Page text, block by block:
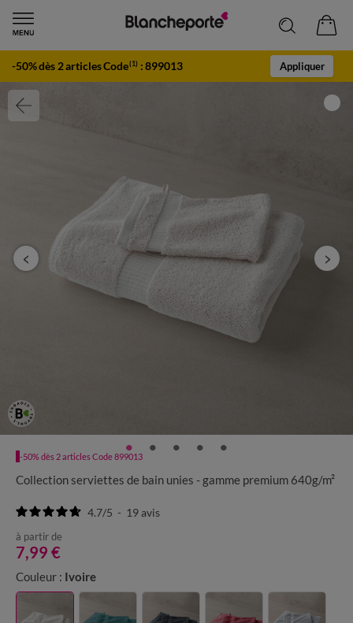
-50% dès 2 articles Code(1) :899013 Appliquer
-50% dès 2 articles Code 899013
Collection serviettes de bain unies - gamme premium 640g/m²
4.7/5 - 19avis
à partir de
7,99 €
Couleur : Ivoire